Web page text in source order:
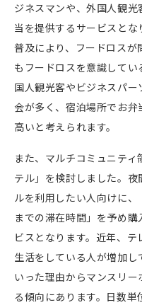
ジネスマンや、外国人観
当を提供するサービスと
普及により、フードロスが
もフードロスを意識して
国人観光客やビジネスパ
会が多く、宿泊場所でお
高いと考えられます。
また、マルチコミュニテ
テル」を検討しました。
ルを利用したい人向けに
までの滞在時間」を予め
ビスとなります。近年、
生活をしている人が増加
いった理由からマンスリ
る傾向にあります。日数